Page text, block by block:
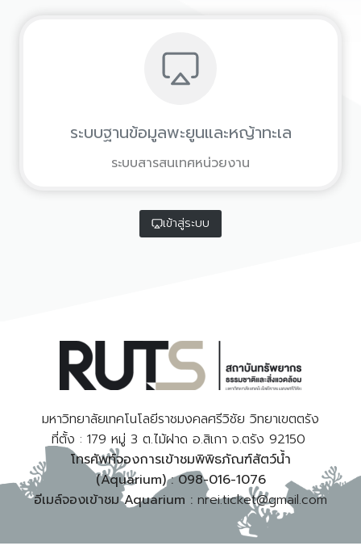
ระบบฐานข้อมูลพะยูนและหญ้าทะเล
ระบบสารสนเทศหน่วยงาน
เข้าสู่ระบบ
มหาวิทยาลัยเทคโนโลยีราชมงคลศรีวิชัย วิทยาเขตตรัง
ที่ตั้ง : 179 หมู่ 3 ต.ไม้ฝาด อ.สิเกา จ.ตรัง 92150
โทรศัพท์จองการเข้าชมพิพิธภัณฑ์สัตว์น้ำ
(Aquarium) : 098-016-1076
อีเมล์จองเข้าชม Aquarium : nrei.ticket@gmail.com